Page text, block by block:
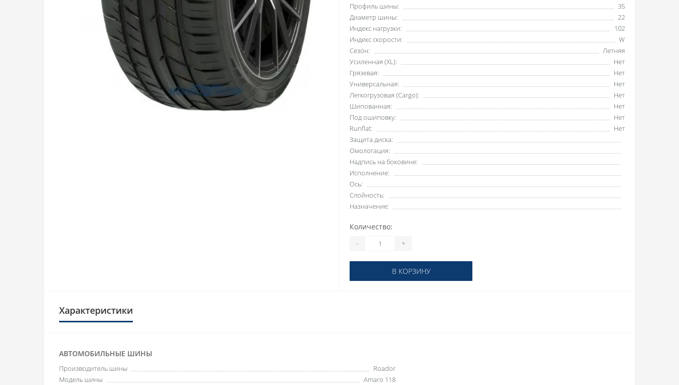
Профиль шины:
35
Диаметр шины:
22
Индекс нагрузки:
102
Индекс скорости:
W
Сезон:
Летняя
Усиленная (XL):
Нет
Грязевая:
Нет
Универсальная:
Нет
Легкогрузовая (Cargo):
Нет
Шипованная:
Нет
Под ошиповку:
Нет
Runflat:
Нет
Защита диска:
Омологация:
Надпись на боковине:
Исполнение:
Ось:
Слойность:
Назначение:
Количество:
- +
В КОРЗИНУ
Характеристики
АВТОМОБИЛЬНЫЕ ШИНЫ
Производитель шины
Roador
Модель шины
Amaro 118